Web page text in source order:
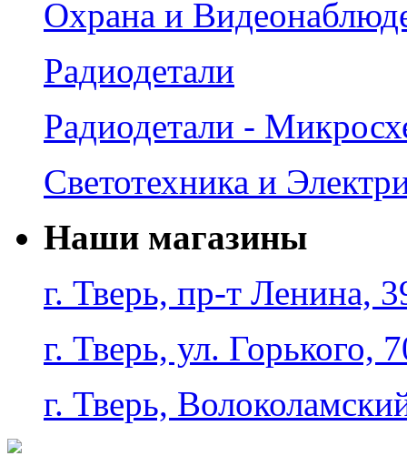
Охрана и
Радиодетали
Радиодетали -
Светотехника и
Наши магазины
г. Тверь, пр-т Ленина,
г. Тверь, ул. Горького,
г. Тверь,